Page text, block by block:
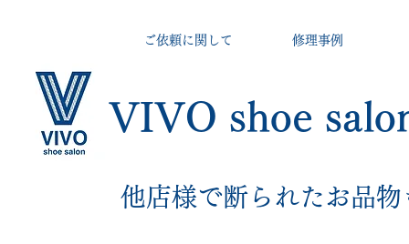
VIVO shoe
他店様で断られたお品物
ご依頼に関して 修理事例